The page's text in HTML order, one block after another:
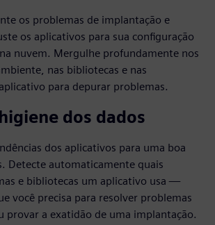
os problemas de implantação e
os aplicativos para sua configuração
nuvem. Mergulhe profundamente nos
nas bibliotecas e nas
para depurar problemas.
dos dados
dos aplicativos para uma boa
Detecte automaticamente quais
e bibliotecas um aplicativo usa —
você precisa para resolver problemas
provar a exatidão de uma implantação.